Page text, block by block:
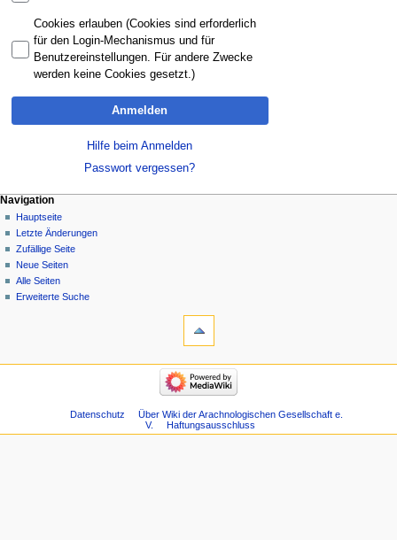
Cookies erlauben (Cookies sind erforderlich
für den Login-Mechanismus und für
Benutzereinstellungen. Für andere Zwecke
werden keine Cookies gesetzt.)
Anmelden
Hilfe beim Anmelden
Passwort vergessen?
Navigation
Hauptseite
Letzte Änderungen
Zufällige Seite
Neue Seiten
Alle Seiten
Erweiterte Suche
Datenschutz
Über Wiki der Arachnologischen Gesellschaft e.
V.
Haftungsausschluss